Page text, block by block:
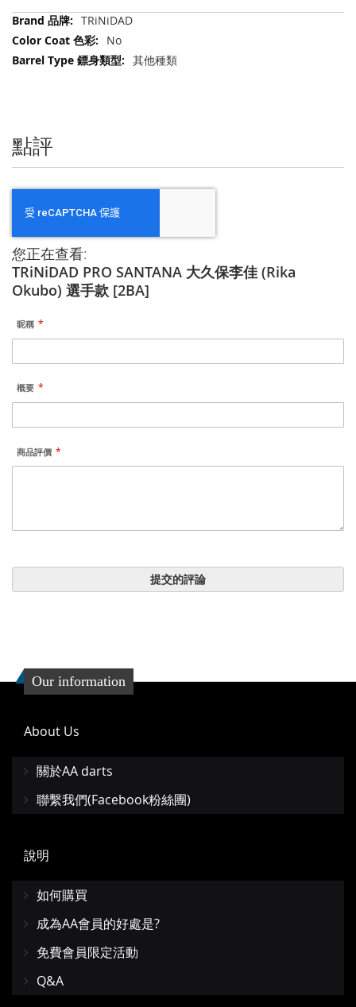
更
多
息
TRiNiDAD
No
其他種類
點評
您正在查看:
TRiNiDAD PRO SANTANA 大久保李佳 (Rika
Okubo) 選手款 [2BA]
昵稱
概要
商品評價
提交的評論
Our information
About Us
關於AA darts
聯繫我們(Facebook粉絲團)
說明
如何購買
成為AA會員的好處是?
免費會員限定活動
Q&A